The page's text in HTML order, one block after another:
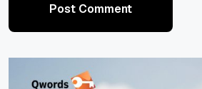
Post Comment